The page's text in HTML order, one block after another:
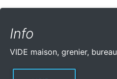
Info
VIDE maison, grenier, bureau